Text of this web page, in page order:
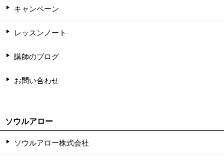
キャンペーン
レッスンノート
講師のブログ
お問い合わせ
ソウルアロー
ソウルアロー株式会社